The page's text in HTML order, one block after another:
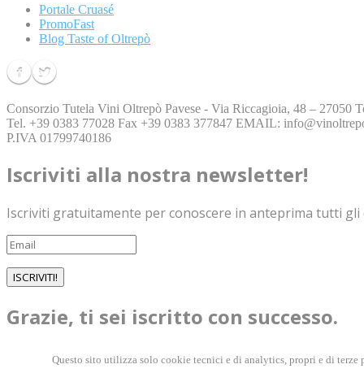
Portale Cruasé
PromoFast
Blog Taste of Oltrepò
Consorzio Tutela Vini Oltrepò Pavese - Via Riccagioia, 48 – 27050
Tel. ​+39 ​0383 77028​ Fax ​+39 ​0383 377847 EMAIL:
​P.IVA 01799740186​
Iscriviti alla nostra newsletter!
Iscriviti gratuitamente per conoscere in anteprima tutti gli
ISCRIVITI!
Grazie, ti sei iscritto con successo.
Questo sito utilizza solo cookie tecnici e di analytics, propri e di